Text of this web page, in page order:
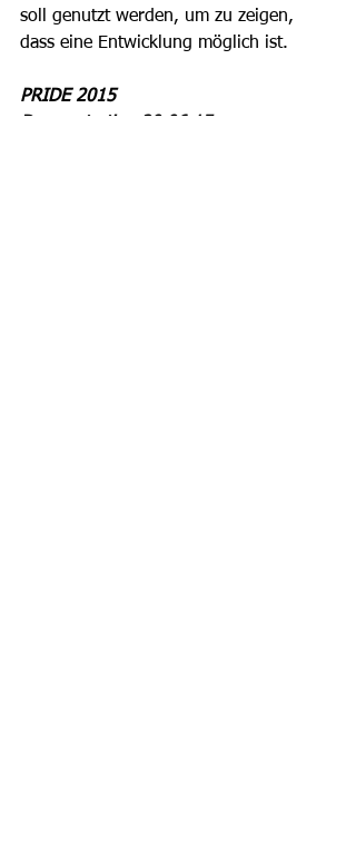
soll genutzt werden, um zu zeigen,
dass eine Entwicklung möglich ist.
PRIDE 2015